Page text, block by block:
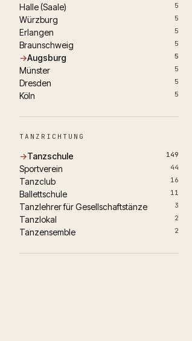
Halle (Saale) 5
Würzburg 5
Erlangen 5
Braunschweig 5
Augsburg 5
Münster 5
Dresden 5
Köln 5
TANZRICHTUNG
Tanzschule 149
Sportverein 44
Tanzclub 16
Ballettschule 11
Tanzlehrer für Gesellschaftstänze 3
Tanzlokal 2
Tanzensemble 2